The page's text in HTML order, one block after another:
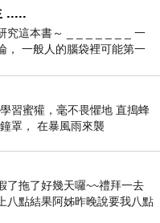
.....
究這本書～ _ _ _ _ _ _ _ 一
， 一般人的腦袋裡可能第一
科
習蜜獾，毫不畏懼地 直搗蜂
罩， 在暴風雨來襲
了拖了好幾天囉~~禮拜一去
八點結果阿姊昨晚說要我八點
都8點半多了